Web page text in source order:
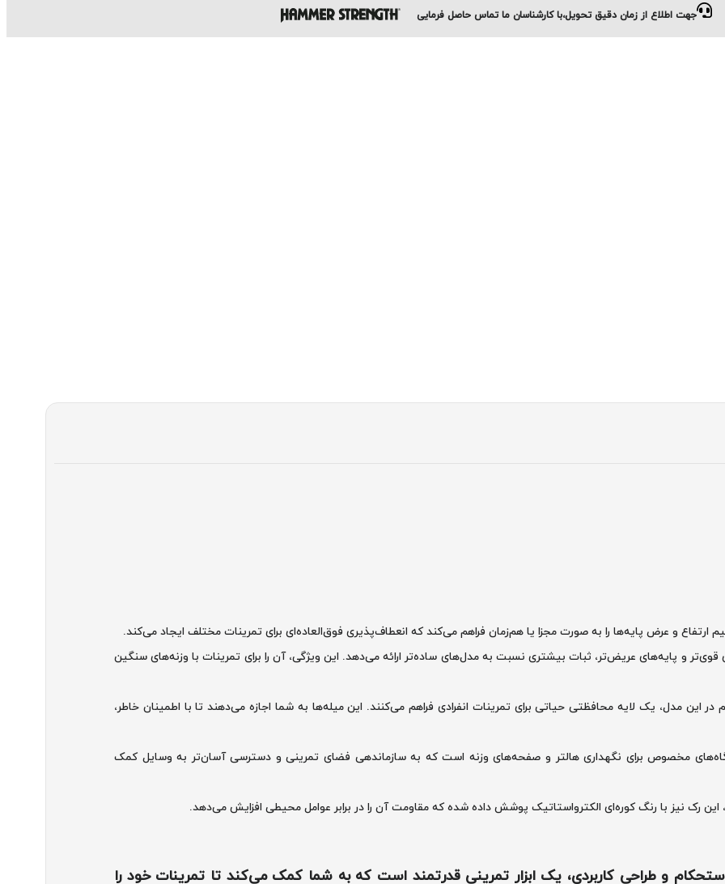
جهت اطلاع از زمان دقیق تحویل،با کارشناسان ما تماس حاصل فرمایی
ارتفاع و عرض پایه‌ها را به صورت مجزا یا هم‌زمان فراهم می‌کند که انعطاف‌پذیری فوق‌العاده‌ای برای تمرینات مختلف ایجاد می‌کند.
قوی‌تر و پایه‌های عریض‌تر، ثبات بیشتری نسبت به مدل‌های ساده‌تر ارائه می‌دهد. این ویژگی، آن را برای تمرینات با وزنه‌های سنگین
در این مدل، یک لایه محافظتی حیاتی برای تمرینات انفرادی فراهم می‌کنند. این میله‌ها به شما اجازه می‌دهند تا با اطمینان خاطر،
مخصوص برای نگهداری هالتر و صفحه‌های وزنه است که به سازماندهی فضای تمرینی و دسترسی آسان‌تر به وسایل کمک
رک نیز با رنگ کوره‌ای الکترواستاتیک پوشش داده شده که مقاومت آن را در برابر عوامل محیطی افزایش می‌دهد.
و طراحی کاربردی، یک ابزار تمرینی قدرتمند است که به شما کمک می‌کند تا تمرینات خود را